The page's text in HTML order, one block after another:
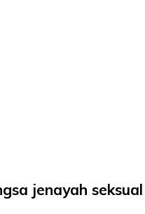
jenayah seksual